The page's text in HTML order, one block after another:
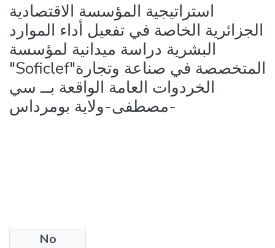
استراتيجية المؤسسة الاقتصادية
الجزائرية الخاصة في تفعيل أداء الموارد
البشرية دراسة ميدانية لمؤسسة
"Soficlef"المتخصصة في صناعة وتجارة
الخردوات العامة الواقعة بــ سي
مصطفى-ولاية بومرداس-
No